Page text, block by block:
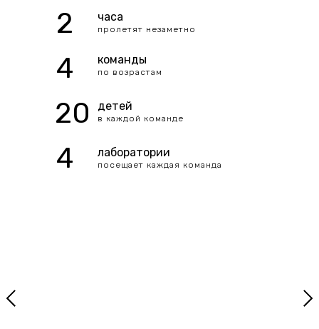
часа
пролетят незаметно
команды
по возрастам
детей
в каждой команде
лаборатории
посещает каждая команда
2
4
20
4